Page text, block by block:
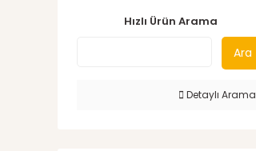
Hızlı Ürün Arama
Ara
Detaylı Arama